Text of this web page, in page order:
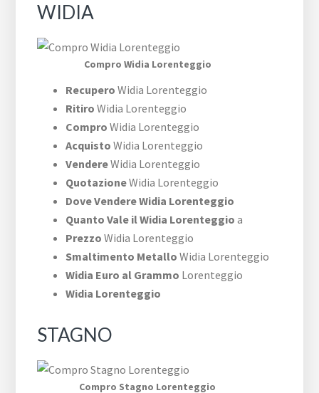
WIDIA
Compro Widia Lorenteggio
RecuperoWidia Lorenteggio
Ritiro Widia Lorenteggio
Compro Widia Lorenteggio
Acquisto Widia Lorenteggio
VendereWidia Lorenteggio
QuotazioneWidia Lorenteggio
Dove Vendere Widia Lorenteggio
Quanto Vale il Widia Lorenteggio a
Prezzo Widia Lorenteggio
Smaltimento Metallo Widia Lorenteggio
Widia Euro al Grammo Lorenteggio
Widia Lorenteggio
STAGNO
Compro Stagno Lorenteggio